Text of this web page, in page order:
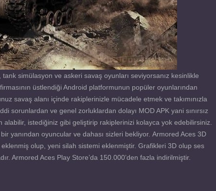
simülasyon ve askeri savaş oyunları seviyorsanız kesinlikle
üstlendiği Android platformunun popüler oyunlarından
savaş alanı içinde rakiplerinizle mücadele etmek ve takımınızla
sorunlardan ve genel zorluklardan dolayı MOD APK yani sınırsız
istediğiniz gibi geliştirip rakiplerinizi kolayca yok edebilirsiniz.
yanından oyuncular ve dahası sizleri bekliyor. Armored Aces 3D
olup, yeni silah sistemi eklenmiştir. Grafikleri 3D olup ses
Armored Aces Play Store’da 150.000’den fazla indirilmiştir.